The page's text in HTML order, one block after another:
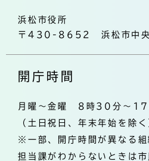
浜松市役所
〒430-8652 浜松市中
開庁時間
月曜～金曜 8時30分～
（土日祝日、年末年始を除く
※一部、開庁時間が異なる組
担当課がわからないときは